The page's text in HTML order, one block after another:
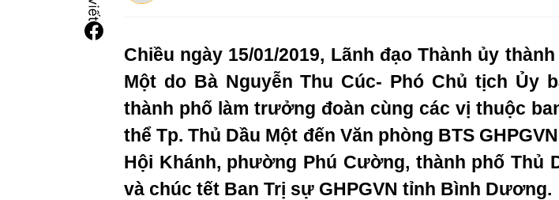
Chiều ngày 15/01/2019, Lãnh đạo Thành ủy
Một do Bà Nguyễn Thu Cúc- Phó Chủ tịch Ủy
thành phố làm trưởng đoàn cùng các vị thuộc
thể Tp. Thủ Dầu Một đến Văn phòng BTS
Hội Khánh, phường Phú Cường, thành phố Thủ
và chúc tết Ban Trị sự GHPGVN tỉnh Bình Dương.